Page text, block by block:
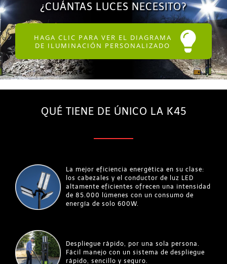
¿CUÁNTAS LUCES NECESITO?
HAGA CLIC PARA VER EL DIAGRAMA
DE ILUMINACIÓN PERSONALIZADO
QUÉ TIENE DE ÚNICO LA K45
La mejor eficiencia energética en su clase:
los cabezales y el conductor de luz LED
altamente eficientes ofrecen una intensidad
de 85.000 lúmenes con un consumo de
energía de solo 600W.
Despliegue rápido, por una sola persona.
Fácil manejo con un sistema de despliegue
rápido, sencillo y seguro.